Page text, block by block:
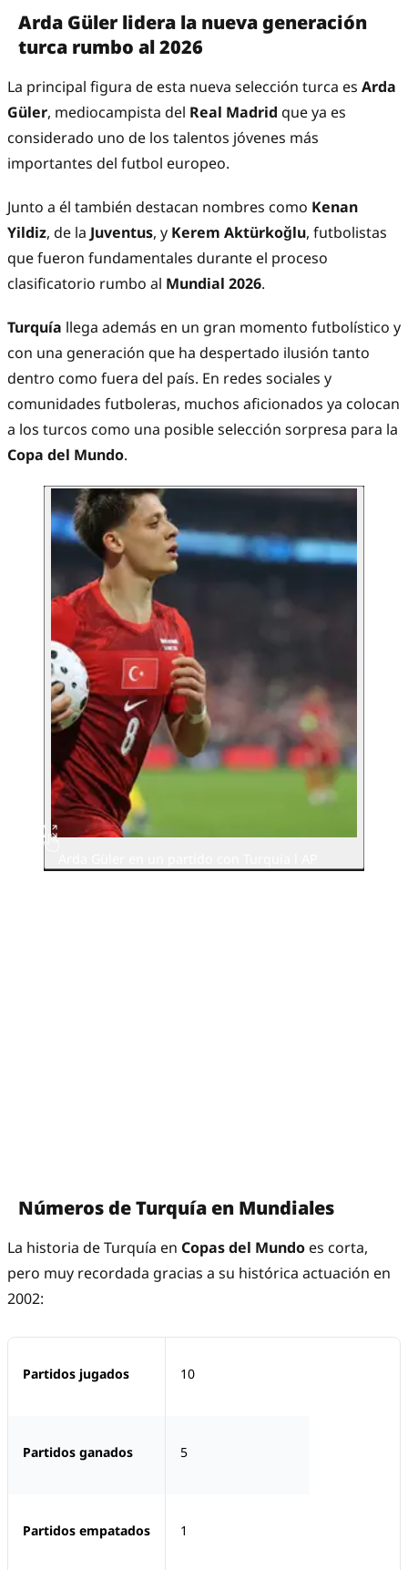
Arda Güler lidera la nueva generación
turca rumbo al 2026
La principal figura de esta nueva selección turca es Arda
Güler, mediocampista del Real Madrid que ya es
considerado uno de los talentos jóvenes más
importantes del futbol europeo.
Junto a él también destacan nombres como Kenan
Yildiz, de la Juventus, y Kerem Aktürkoğlu, futbolistas
que fueron fundamentales durante el proceso
clasificatorio rumbo al Mundial 2026.
Turquía llega además en un gran momento futbolístico y
con una generación que ha despertado ilusión tanto
dentro como fuera del país. En redes sociales y
comunidades futboleras, muchos aficionados ya colocan
a los turcos como una posible selección sorpresa para la
Copa del Mundo.
Números de Turquía en Mundiales
La historia de Turquía en Copas del Mundo es corta,
pero muy recordada gracias a su histórica actuación en
2002:
Partidos jugados 10
Partidos ganados 5
Partidos empatados 1